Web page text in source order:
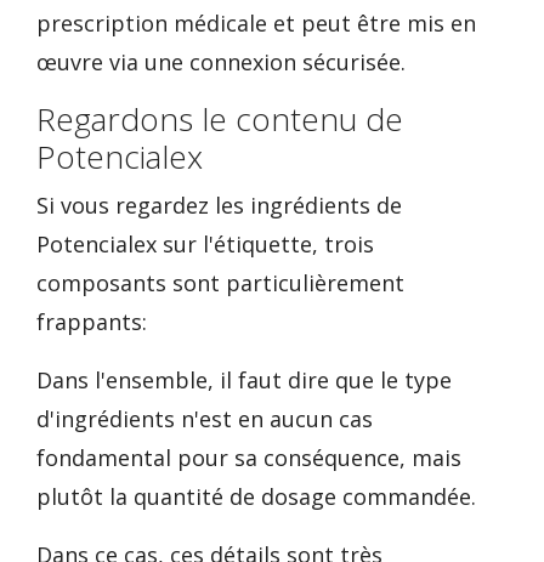
prescription médicale et peut être mis en
œuvre via une connexion sécurisée.
Regardons le contenu de
Potencialex
Si vous regardez les ingrédients de
Potencialex sur l'étiquette, trois
composants sont particulièrement
frappants:
Dans l'ensemble, il faut dire que le type
d'ingrédients n'est en aucun cas
fondamental pour sa conséquence, mais
plutôt la quantité de dosage commandée.
Dans ce cas, ces détails sont très